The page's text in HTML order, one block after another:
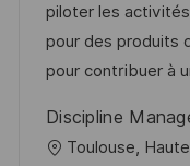
a
t
i
n
n
c
e
u
p
o
r
i
piloter les
pour des produits
pour contribuer à
Discipline
Toulouse,